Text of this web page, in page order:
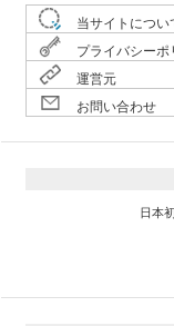
当サイトについ
プライバシーポ
運営元
お問い合わせ
日本